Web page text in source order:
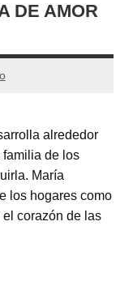
DE AMOR
alrededor
familia de los
María
los hogares como
corazón de las